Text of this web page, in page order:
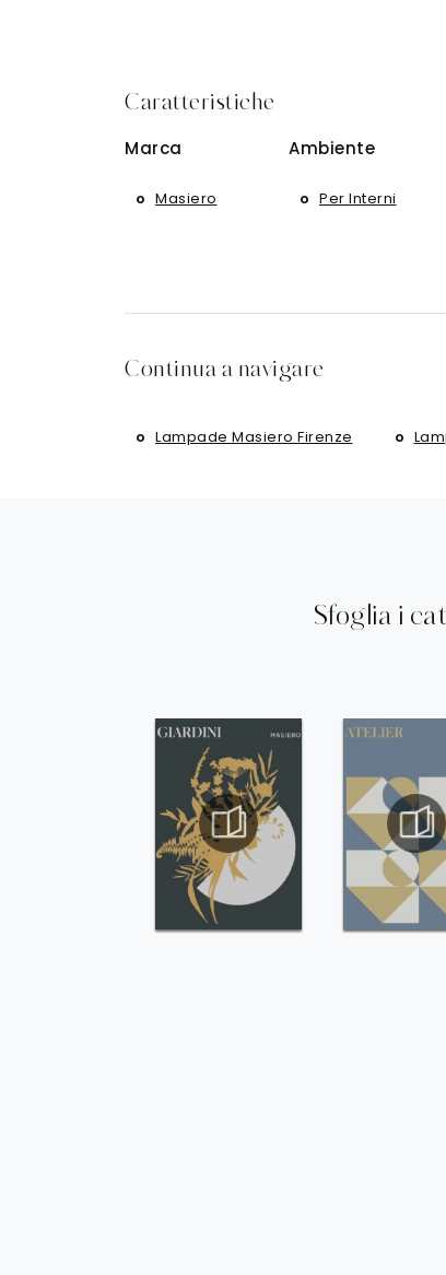
Caratteristiche
Marca
Masiero
Ambiente
Per Interni
Continua a navigare
Lampade Masiero Firenze
Sfoglia i